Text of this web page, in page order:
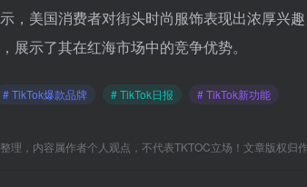
，美国消费者对街头时尚服饰表现出浓厚兴
展示了其在红海市场中的竞争优势。
# TikTok爆款品牌 # TikTok日报 # TikTok新功能
理，内容属作者个人观点，不代表TKTOC立场！文章版权归